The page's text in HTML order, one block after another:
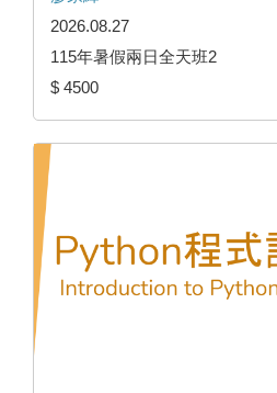
2026.08.27
115年暑假兩日全天班2
$ 4500